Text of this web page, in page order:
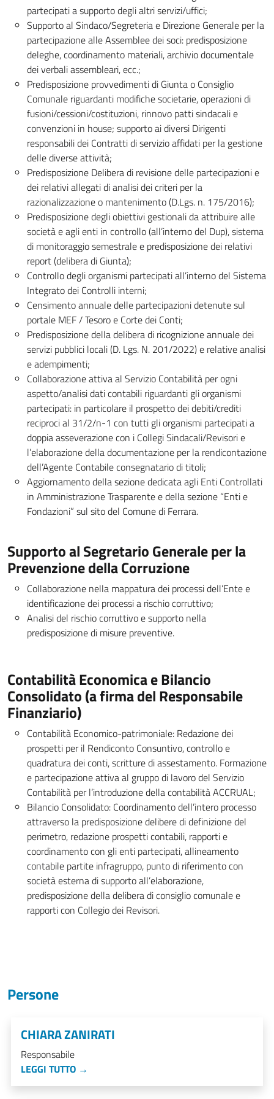
partecipati a supporto degli altri servizi/uffici;
Supporto al Sindaco/Segreteria e Direzione Generale per la
partecipazione alle Assemblee dei soci: predisposizione
deleghe, coordinamento materiali, archivio documentale
dei verbali assembleari, ecc.;
Predisposizione provvedimenti di Giunta o Consiglio
Comunale riguardanti modifiche societarie, operazioni di
fusioni/cessioni/costituzioni, rinnovo patti sindacali e
convenzioni in house; supporto ai diversi Dirigenti
responsabili dei Contratti di servizio affidati per la gestione
delle diverse attività;
Predisposizione Delibera di revisione delle partecipazioni e
dei relativi allegati di analisi dei criteri per la
razionalizzazione o mantenimento (D.Lgs. n. 175/2016);
Predisposizione degli obiettivi gestionali da attribuire alle
società e agli enti in controllo (all’interno del Dup), sistema
di monitoraggio semestrale e predisposizione dei relativi
report (delibera di Giunta);
Controllo degli organismi partecipati all’interno del Sistema
Integrato dei Controlli interni;
Censimento annuale delle partecipazioni detenute sul
portale MEF / Tesoro e Corte dei Conti;
Predisposizione della delibera di ricognizione annuale dei
servizi pubblici locali (D. Lgs. N. 201/2022) e relative analisi
e adempimenti;
Collaborazione attiva al Servizio Contabilità per ogni
aspetto/analisi dati contabili riguardanti gli organismi
partecipati: in particolare il prospetto dei debiti/crediti
reciproci al 31/2/n-1 con tutti gli organismi partecipati a
doppia asseverazione con i Collegi Sindacali/Revisori e
l’elaborazione della documentazione per la rendicontazione
dell’Agente Contabile consegnatario di titoli;
Aggiornamento della sezione dedicata agli Enti Controllati
in Amministrazione Trasparente e della sezione “Enti e
Fondazioni” sul sito del Comune di Ferrara.
Supporto al Segretario Generale per la
Prevenzione della Corruzione
Collaborazione nella mappatura dei processi dell’Ente e
identificazione dei processi a rischio corruttivo;
Analisi del rischio corruttivo e supporto nella
predisposizione di misure preventive.
Contabilità Economica e Bilancio
Consolidato (a firma del Responsabile
Finanziario)
Contabilità Economico-patrimoniale: Redazione dei
prospetti per il Rendiconto Consuntivo, controllo e
quadratura dei conti, scritture di assestamento. Formazione
e partecipazione attiva al gruppo di lavoro del Servizio
Contabilità per l’introduzione della contabilità ACCRUAL;
Bilancio Consolidato: Coordinamento dell’intero processo
attraverso la predisposizione delibere di definizione del
perimetro, redazione prospetti contabili, rapporti e
coordinamento con gli enti partecipati, allineamento
contabile partite infragruppo, punto di riferimento con
società esterna di supporto all’elaborazione,
predisposizione della delibera di consiglio comunale e
rapporti con Collegio dei Revisori.
Persone
CHIARA ZANIRATI
Responsabile
LEGGI TUTTO →